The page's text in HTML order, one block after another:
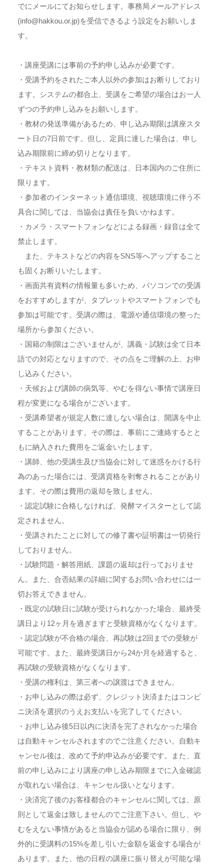
でにメールにてお知らせします。事務局メールアドレス
(info@hakkou.or.jp)を受信できるよう設定をお願いしま
す。
・講座受講には事前の予約申し込みが必要です。
・受講予約をされたご本人以外の参加はお断りしており
ます。システムの都合上、受講をご希望の場合はお一人
ずつの予約申し込みをお願いします。
・教材の発送準備があるため、申し込み期限は講座スタ
ート日の7日前です。但し、定員に達した場合は、申し
込み期限前に締め切りとなります。
・テキスト資料・教材類の配送は、日本国内のご住所に
限ります。
・参加者のインターネット通信環境、視聴環境に伴う不
具合に関しては、当協会は責任を負いかねます。
・カメラ・スマートフォンなどによる録画・録音は全て
禁止します。
また、テキストなどの内容をSNS等へアップすること
も固くお断りいたします。
・画面共有資料の情報量も多いため、パソコンでの受講
をおすすめしますが、タブレットやスマートフォンでも
参加は可能です。受講の際は、電源や通信環境の整った
場所から参加ください。
・国籍の制限はございませんが、講義・試験は全て日本
語での対応となりますので、その点をご理解の上、お申
し込みください。
・天候および講師の病気等、やむを得ない事情で講座日
程が変更になる場合がございます。
・受講希望者が規定人数に達しない場合は、開講を中止
することがあります。その際は、事前にご連絡するとと
もに納入された費用をご返金いたします。
・講師、他の受講生及び当協会に対して迷惑をかける行
為のあった場合には、受講資格を剥奪されることがあり
ます。その際は費用の返却を致しません。
・認定試験に合格しなければ、発酵マイスターとして認
定されません。
・受講されたことに対しての修了書や証明書は一切発行
しておりません。
・試験問題・解答用紙、課題の返却は行っておりませ
ん。また、合否結果の詳細に関するお問い合わせには一
切お答えできません。
・既定の試験日に試験が受けられなかった場合、最終受
講日より12ヶ月を過ぎますと受験資格がなくなります。
・認定試験が不合格の場合、再試験は2回までの受験が
可能です。また、最終受講日から24か月を経過すると、
再試験の受験資格がなくなります。
・受講の権利は、第三者への譲渡はできません。
・お申し込みの際は必ず、クレジット決済またはコンビ
ニ決済を選択のうえお支払いを完了してください。
・お申し込み後5日以内に決済を完了されなかった場合
は自動キャンセルされますのでご注意ください。自動キ
ャンセル後は、改めて予約申込みが必要です。また、直
前の申し込みにより講座の申し込み期限までに入金確認
が取れない場合は、キャンセル扱いとなります。
・決済完了後のお客様都合のキャンセルに関しては、原
則として返金は致しませんのでご注意下さい。但し、や
むをえない事情があると当協会が認める場合に限り、例
外的に受講料の15%を差し引いた金額を返金する場合が
あります。また、他の日程の講座に振り替えが可能な場